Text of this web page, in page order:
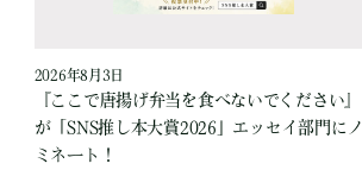
2026年8月3日
『ここで唐揚げ弁当を食べないでください』
が「SNS推し本大賞2026」エッセイ部門にノ
ミネート！